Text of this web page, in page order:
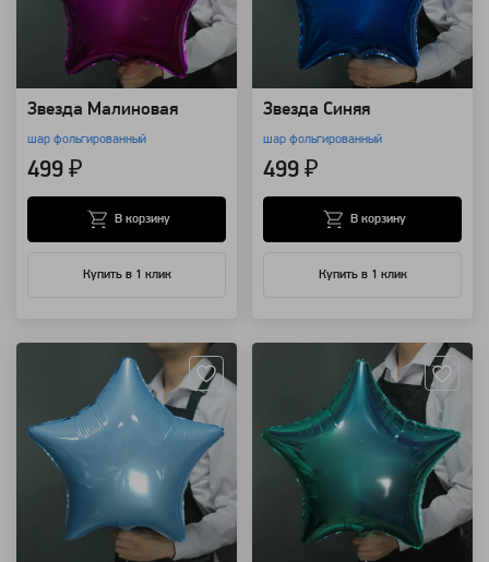
Звезда Малиновая
шар фольгированный
499 ₽
Купить в 1 клик
В корзину
Звезда Синяя
шар фольгированный
499 ₽
Купить в 1 клик
В корзину